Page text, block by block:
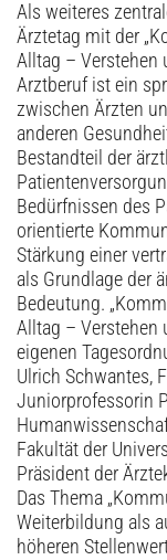
Als weiteres
Ärztetag mit der
Alltag – Verstehen
Arztberuf ist ein
zwischen Ärzten
anderen
Bestandteil der
Bedürfnissen des
orientierte
Stärkung einer
als Grundlage der
Bedeutung.
Alltag – Verstehen
eigenen
Ulrich Schwantes,
Juniorprofessorin
Fakultät der
Präsident der
Das Thema
Weiterbildung als
höheren